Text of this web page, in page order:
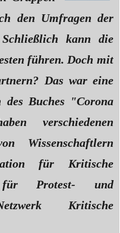
den Umfragen der
kann die
führen. Doch mit
Das war eine
Buches "Corona
verschiedenen
Wissenschaftlern
für Kritische
für Protest- und
Kritische